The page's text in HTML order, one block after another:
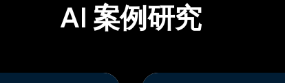
AI 案例研究